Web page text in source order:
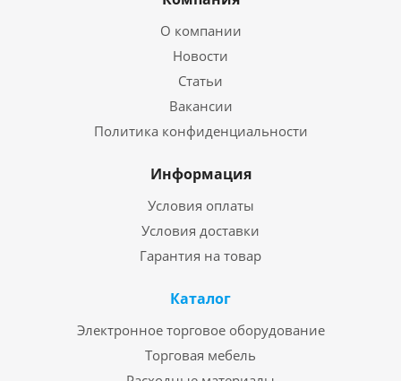
О компании
Новости
Статьи
Вакансии
Политика конфиденциальности
Информация
Условия оплаты
Условия доставки
Гарантия на товар
Каталог
Электронное торговое оборудование
Торговая мебель